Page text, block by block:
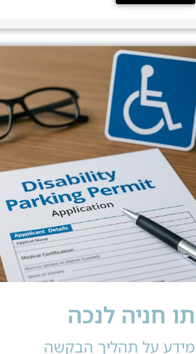
תו חניה לנכה
מידע על תהליך הבקשה